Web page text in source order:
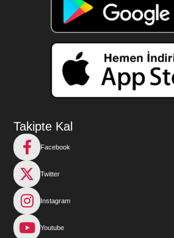
Takipte Kal
Facebook
Twitter
Instagram
Youtube